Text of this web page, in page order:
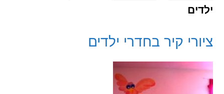
ילדים
ציורי קיר בחדרי ילדים